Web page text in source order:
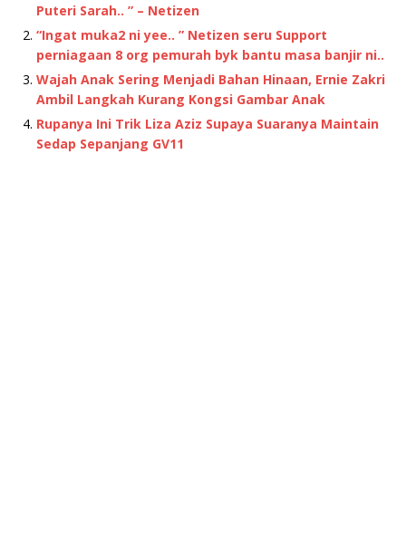
Puteri Sarah.. ” – Netizen
“Ingat muka2 ni yee.. ” Netizen seru Support
perniagaan 8 org pemurah byk bantu masa banjir ni..
Wajah Anak Sering Menjadi Bahan Hinaan, Ernie Zakri
Ambil Langkah Kurang Kongsi Gambar Anak
Rupanya Ini Trik Liza Aziz Supaya Suaranya Maintain
Sedap Sepanjang GV11